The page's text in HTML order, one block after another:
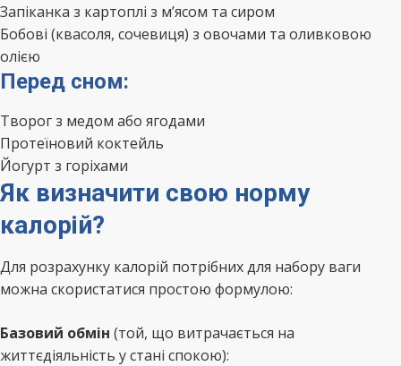
Запіканка з картоплі з м’ясом та сиром
Бобові (квасоля, сочевиця) з овочами та оливковою
олією
Перед сном:
Творог з медом або ягодами
Протеїновий коктейль
Йогурт з горіхами
Як визначити свою норму
калорій?
Для розрахунку калорій потрібних для набору ваги
можна скористатися простою формулою:
Базовий обмін (той, що витрачається на
життєдіяльність у стані спокою):